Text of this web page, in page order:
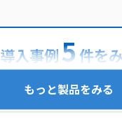
導入事例 5 件を
もっと製品をみる